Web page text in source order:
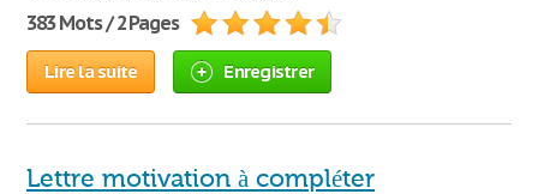
383 Mots / 2 Pages
Lire la suite Enregistrer
Lettre motivation à compléter